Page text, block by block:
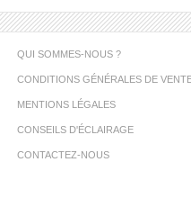
QUI SOMMES-NOUS ?
CONDITIONS GÉNÉRALES DE
MENTIONS LÉGALES
CONSEILS D'ÉCLAIRAGE
CONTACTEZ-NOUS